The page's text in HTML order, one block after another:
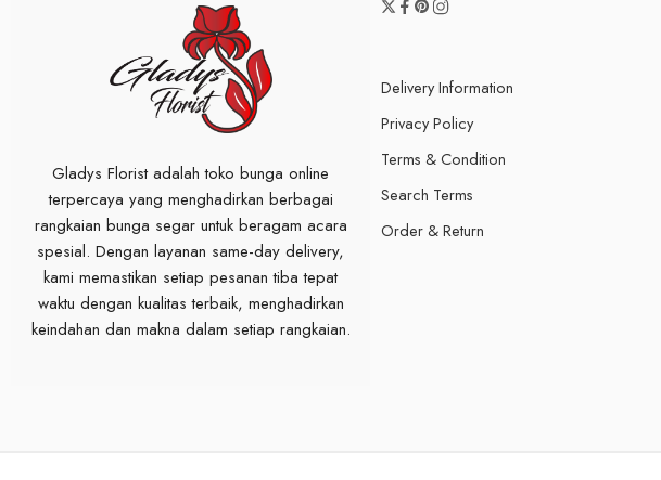
Gladys Florist adalah toko bunga online
terpercaya yang menghadirkan berbagai
rangkaian bunga segar untuk beragam acara
spesial. Dengan layanan same-day delivery,
kami memastikan setiap pesanan tiba tepat
waktu dengan kualitas terbaik, menghadirkan
keindahan dan makna dalam setiap rangkaian.
Delivery Information
Privacy Policy
Terms & Condition
Search Terms
Order & Return